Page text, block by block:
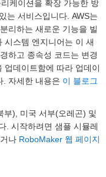
케이션을 확장 가능한 방
는 서비스입니다. AWS는
리하는 새로운 기능을 빌
시스템 엔지니어는 이 새
하고 종속성 코드는 변경
업데이트함에 따라 업데이
. 자세한 내용은 이 블로그
부), 미국 서부(오레곤) 및
. 시작하려면 샘플 시뮬레
나 RoboMaker 웹 페이지